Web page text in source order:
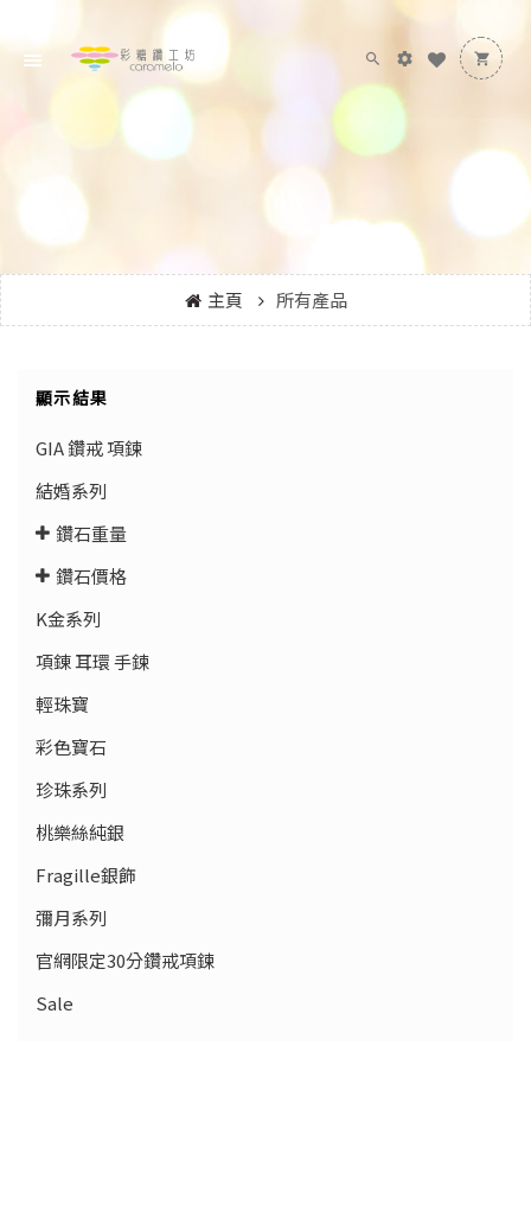
主頁 所有產品
顯示結果
GIA 鑽戒 項鍊
結婚系列
鑽石重量
鑽石價格
K金系列
項錬 耳環 手鍊
輕珠寶
彩色寶石
珍珠系列
桃樂絲純銀
Fragille銀飾
彌月系列
官網限定30分鑽戒項鍊
Sale